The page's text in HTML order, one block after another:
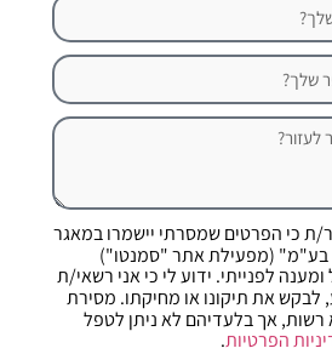
ת כי הפרטים שמסרתי יישמרו במאגר
בע"מ" (מפעילת אתר "סמנטו")
ומענה לפנייתי. ידוע לי כי אני רשאי/ת
לבקש את תיקונו או מחיקתו. מסירת
רשות, אך בלעדיהם לא ניתן לטפל
הפרטיות.